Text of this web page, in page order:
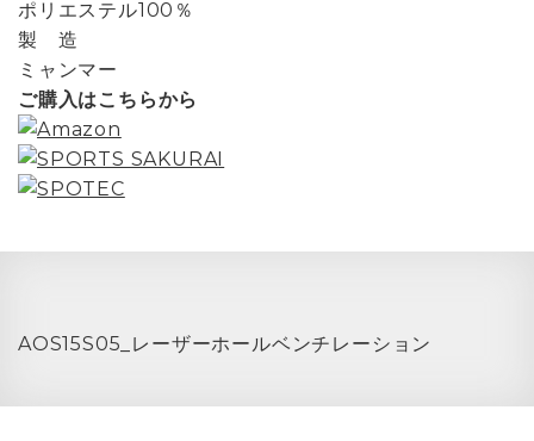
ポリエステル100％
製 造
ミャンマー
ご購入はこちらから
AOS15S05_レーザーホールベンチレーション